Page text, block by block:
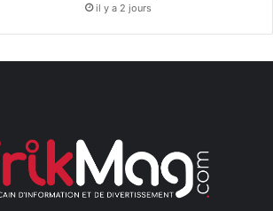
il y a 2 jours